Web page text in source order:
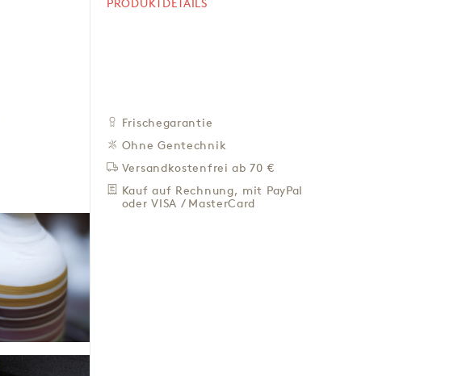
BESCHREIBUNG
HERKUNFT
PRODUKTDETAILS
Frischegarantie
Ohne Gentechnik
Versandkostenfrei ab 70 €
Kauf auf Rechnung, mit PayPal
oder VISA / MasterCard